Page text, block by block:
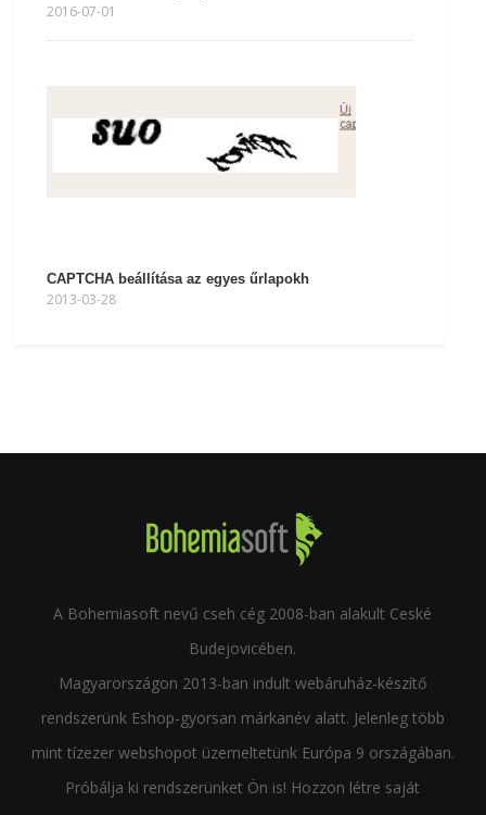
2016-07-01
CAPTCHA beállítása az egyes űrlapokh
2013-03-28
A Bohemiasoft nevű cseh cég 2008-ban alakult Ceské
Budejovicében.
Magyarországon 2013-ban indult webáruház-készítő
rendszerünk Eshop-gyorsan márkanév alatt. Jelenleg több
mint tízezer webshopot üzemeltetünk Európa 9 országában.
Próbálja ki rendszerünket Ön is! Hozzon létre saját